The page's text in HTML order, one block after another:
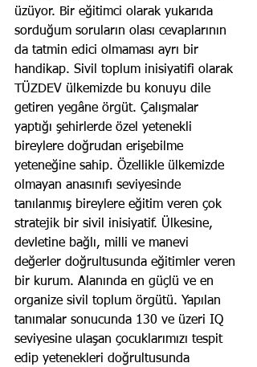
üzüyor. Bir eğitimci olarak yukarıda
sorduğum soruların olası cevaplarının
da tatmin edici olmaması ayrı bir
handikap. Sivil toplum inisiyatifi olarak
TÜZDEV ülkemizde bu konuyu dile
getiren yegâne örgüt. Çalışmalar
yaptığı şehirlerde özel yetenekli
bireylere doğrudan erişebilme
yeteneğine sahip. Özellikle ülkemizde
olmayan anasınıfı seviyesinde
tanılanmış bireylere eğitim veren çok
stratejik bir sivil inisiyatif. Ülkesine,
devletine bağlı, milli ve manevi
değerler doğrultusunda eğitimler veren
bir kurum. Alanında en güçlü ve en
organize sivil toplum örgütü. Yapılan
tanımalar sonucunda 130 ve üzeri IQ
seviyesine ulaşan çocuklarımızı tespit
edip yetenekleri doğrultusunda